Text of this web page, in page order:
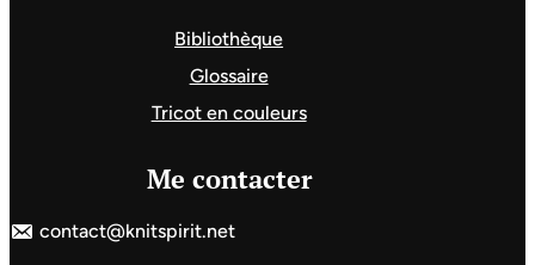
Bibliothèque
Glossaire
Tricot en couleurs
Me contacter
contact@knitspirit.net